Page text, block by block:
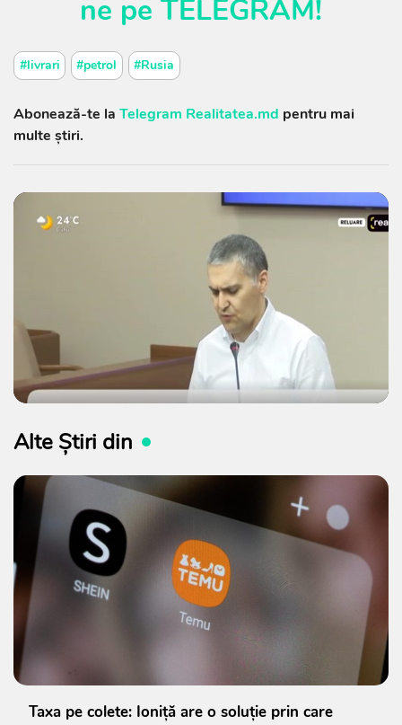
ne pe TELEGRAM!
#livrari #petrol #Rusia
Abonează-te la Telegram Realitatea.md pentru mai
multe știri.
Alte Știri din
Taxa pe colete: Ioniță are o soluție prin care